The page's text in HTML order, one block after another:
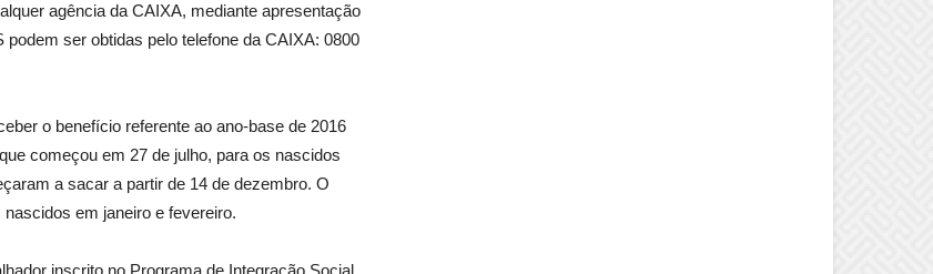
agência da CAIXA, mediante apresentação
ser obtidas pelo telefone da CAIXA: 0800
o benefício referente ao ano-base de 2016
começou em 27 de julho, para os nascidos
a sacar a partir de 14 de dezembro. O
em janeiro e fevereiro.
inscrito no Programa de Integração Social